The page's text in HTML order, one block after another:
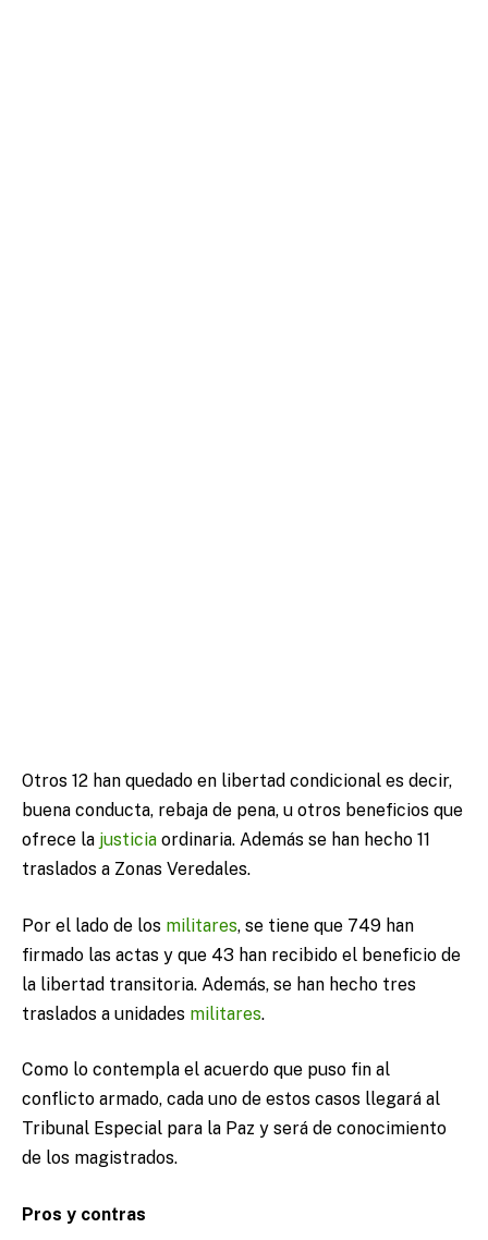
Otros 12 han quedado en libertad condicional es decir,
buena conducta, rebaja de pena, u otros beneficios que
ofrece la justicia ordinaria. Además se han hecho 11
traslados a Zonas Veredales.
Por el lado de los militares, se tiene que 749 han
firmado las actas y que 43 han recibido el beneficio de
la libertad transitoria. Además, se han hecho tres
traslados a unidades militares.
Como lo contempla el acuerdo que puso fin al
conflicto armado, cada uno de estos casos llegará al
Tribunal Especial para la Paz y será de conocimiento
de los magistrados.
Pros y contras